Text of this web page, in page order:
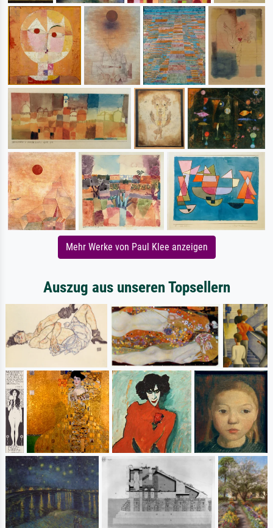
Mehr Werke von Paul Klee anzeigen
Auszug aus unseren Topsellern